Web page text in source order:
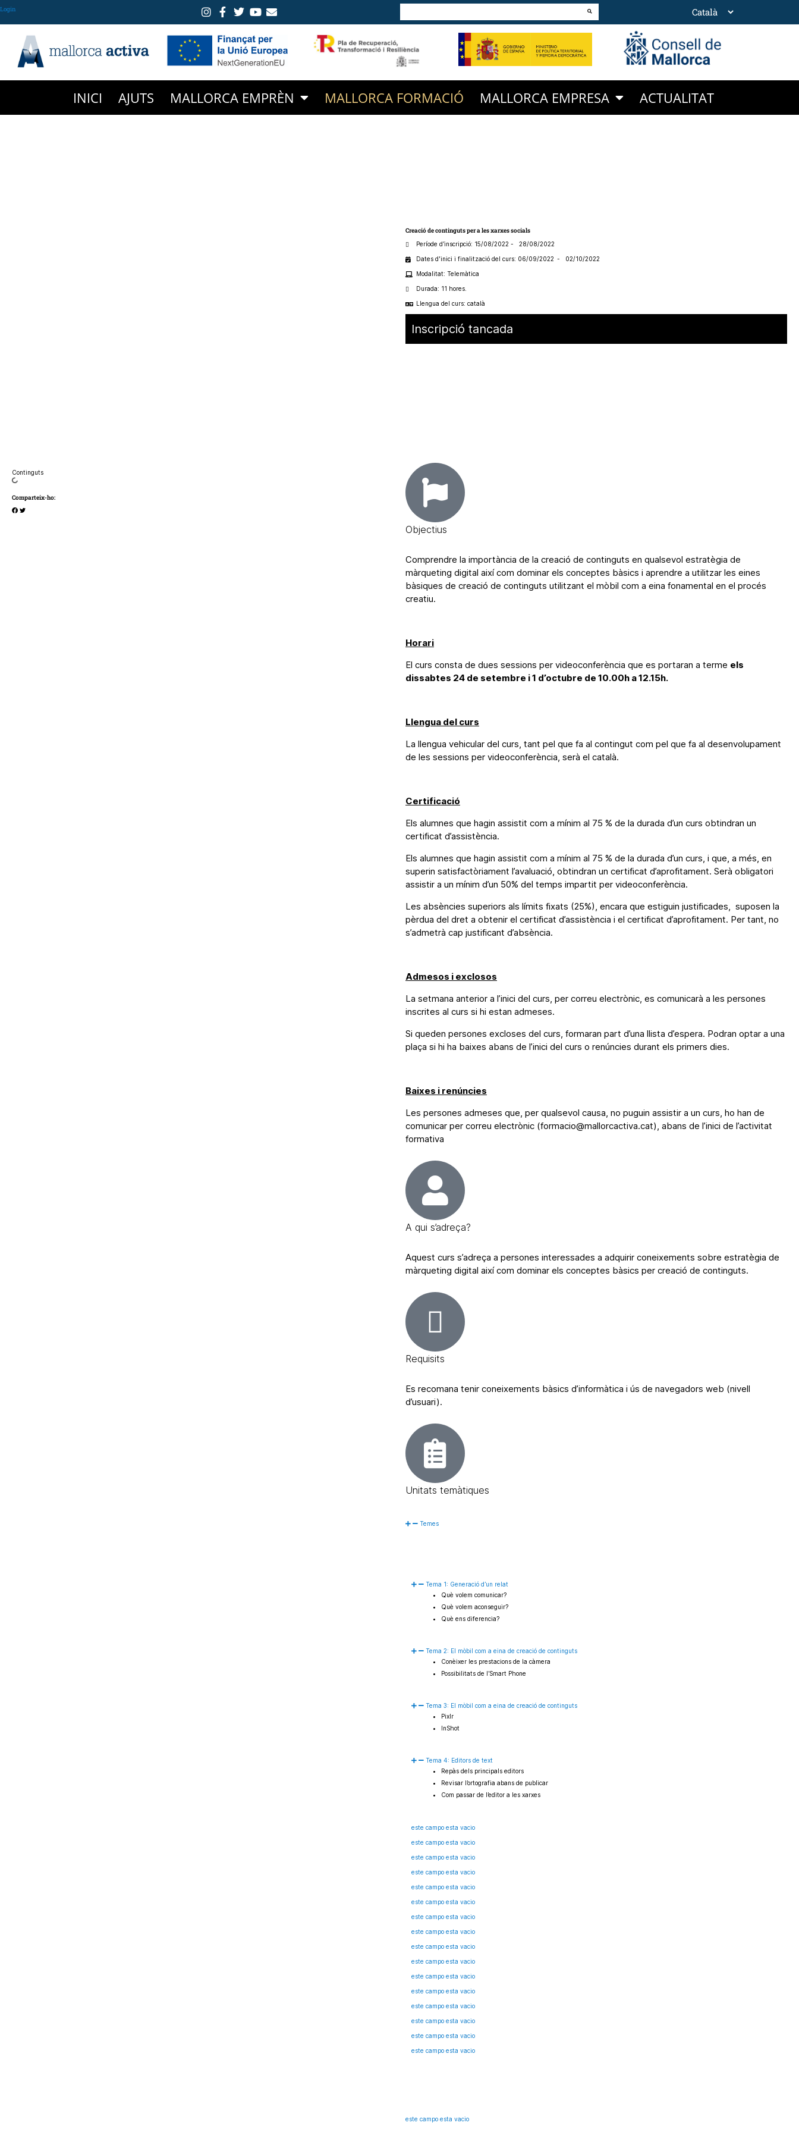
Login
INICI AJUTS MALLORCA EMPRÈN MALLORCA FORMACIÓ MALLORCA EMPRESA ACTUALITAT
Creació de continguts per a les xarxes socials
Període d’inscripció: 15/08/2022 - 28/08/2022
Dates d'inici i finalització del curs: 06/09/2022 - 02/10/2022
Modalitat: Telemàtica
Durada: 11 hores.
Llengua del curs: català
Inscripció tancada
Continguts
Comparteix-ho:
Objectius
Comprendre la importància de la creació de continguts en qualsevol estratègia de
màrqueting digital així com dominar els conceptes bàsics i aprendre a utilitzar les eines
bàsiques de creació de continguts utilitzant el mòbil com a eina fonamental en el procés
creatiu.
Horari
El curs consta de dues sessions per videoconferència que es portaran a terme els
dissabtes 24 de setembre i 1 d’octubre de 10.00h a 12.15h.
Llengua del curs
La llengua vehicular del curs, tant pel que fa al contingut com pel que fa al desenvolupament
de les sessions per videoconferència, serà el català.
Certificació
Els alumnes que hagin assistit com a mínim al 75 % de la durada d’un curs obtindran un
certificat d’assistència.
Els alumnes que hagin assistit com a mínim al 75 % de la durada d’un curs, i que, a més, en
superin satisfactòriament l’avaluació, obtindran un certificat d’aprofitament. Serà obligatori
assistir a un mínim d’un 50% del temps impartit per videoconferència.
Les absències superiors als límits fixats (25%), encara que estiguin justificades, suposen la
pèrdua del dret a obtenir el certificat d’assistència i el certificat d’aprofitament. Per tant, no
s’admetrà cap justificant d’absència.
Admesos i exclosos
La setmana anterior a l’inici del curs, per correu electrònic, es comunicarà a les persones
inscrites al curs si hi estan admeses.
Si queden persones excloses del curs, formaran part d’una llista d’espera. Podran optar a una
plaça si hi ha baixes abans de l’inici del curs o renúncies durant els primers dies.
Baixes i renúncies
Les persones admeses que, per qualsevol causa, no puguin assistir a un curs, ho han de
comunicar per correu electrònic (formacio@mallorcactiva.cat), abans de l’inici de l’activitat
formativa
A qui s’adreça?
Aquest curs s’adreça a persones interessades a adquirir coneixements sobre estratègia de
màrqueting digital així com dominar els conceptes bàsics per creació de continguts.
Requisits
Es recomana tenir coneixements bàsics d’informàtica i ús de navegadors web (nivell
d’usuari).
Unitats temàtiques
Temes
Tema 1: Generació d’un relat
Què volem comunicar?
Què volem aconseguir?
Què ens diferencia?
Tema 2: El mòbil com a eina de creació de continguts
Conèixer les prestacions de la càmera
Possibilitats de l’Smart Phone
Tema 3: El mòbil com a eina de creació de continguts
Pixlr
InShot
Tema 4: Editors de text
Repàs dels principals editors
Revisar l’ortografia abans de publicar
Com passar de l’editor a les xarxes
este campo esta vacio
este campo esta vacio
este campo esta vacio
este campo esta vacio
este campo esta vacio
este campo esta vacio
este campo esta vacio
este campo esta vacio
este campo esta vacio
este campo esta vacio
este campo esta vacio
este campo esta vacio
este campo esta vacio
este campo esta vacio
este campo esta vacio
este campo esta vacio
este campo esta vacio